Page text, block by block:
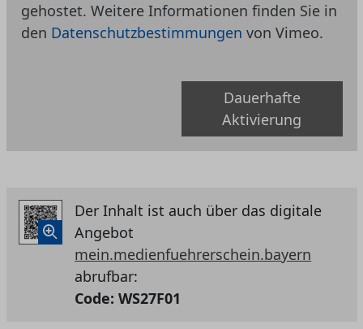
gehostet. Weitere Informationen finden Sie in
den Datenschutzbestimmungen von Vimeo.
Dauerhafte
Aktivierung
Der Inhalt ist auch über das digitale
Angebot
mein.medienfuehrerschein.bayern
abrufbar:
Code:WS27F01